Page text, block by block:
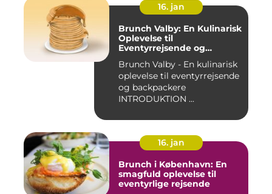
16. jan
Brunch Valby: En Kulinarisk
Oplevelse til
Eventyrrejsende og
Brunch Valby - En kulinarisk
oplevelse til eventyrrejsende
og backpackere
INTRODUKTION ...
16. jan
Brunch i København: En
smagfuld oplevelse til
eventyrlige rejsende